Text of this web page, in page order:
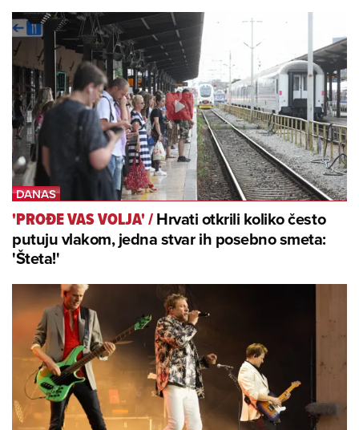
'PROĐE VAS VOLJA'/Hrvati otkrili koliko često
putuju vlakom, jedna stvar ih posebno smeta:
'Šteta!'